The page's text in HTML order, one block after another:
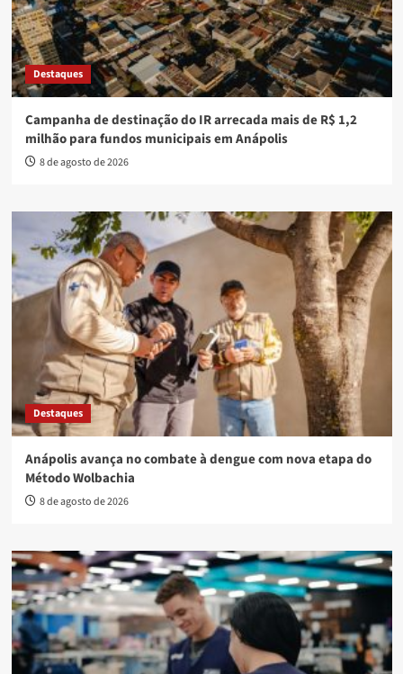
Destaques
Campanha de destinação do IR arrecada mais de R$ 1,2
milhão para fundos municipais em Anápolis
8 de agosto de 2026
Destaques
Anápolis avança no combate à dengue com nova etapa do
Método Wolbachia
8 de agosto de 2026